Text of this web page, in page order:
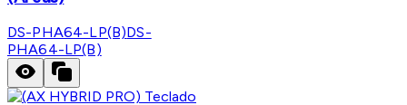
DS-PHA64-LP(B)DS-
PHA64-LP(B)